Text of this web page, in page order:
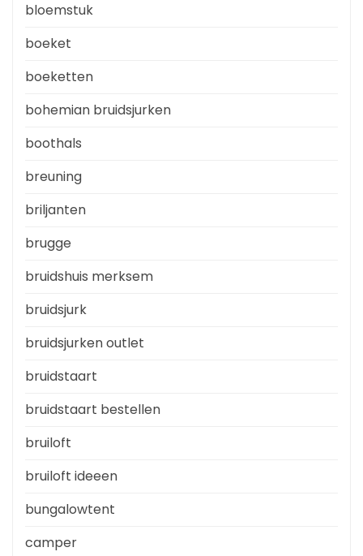
bloemstuk
boeket
boeketten
bohemian bruidsjurken
boothals
breuning
briljanten
brugge
bruidshuis merksem
bruidsjurk
bruidsjurken outlet
bruidstaart
bruidstaart bestellen
bruiloft
bruiloft ideeen
bungalowtent
camper